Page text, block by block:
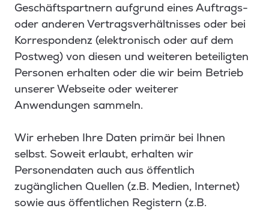
Geschäftspartnern aufgrund eines Auftrags-
oder anderen Vertragsverhältnisses oder bei
Korrespondenz (elektronisch oder auf dem
Postweg) von diesen und weiteren beteiligten
Personen erhalten oder die wir beim Betrieb
unserer Webseite oder weiterer
Anwendungen sammeln.
Wir erheben Ihre Daten primär bei Ihnen
selbst. Soweit erlaubt, erhalten wir
Personendaten auch aus öffentlich
zugänglichen Quellen (z.B. Medien, Internet)
sowie aus öffentlichen Registern (z.B.